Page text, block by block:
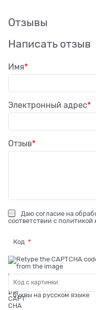
Отзывы
Написать отзыв
Имя
Электронный адрес
Отзыв
Даю согласие на
соответствии с политикой
Код
* буквы на русском языке